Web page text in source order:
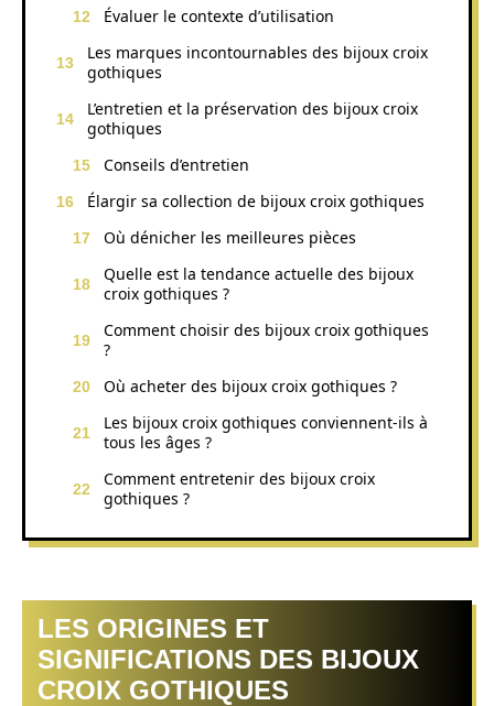
Évaluer le contexte d’utilisation
Les marques incontournables des bijoux croix
gothiques
L’entretien et la préservation des bijoux croix
gothiques
Conseils d’entretien
Élargir sa collection de bijoux croix gothiques
Où dénicher les meilleures pièces
Quelle est la tendance actuelle des bijoux
croix gothiques ?
Comment choisir des bijoux croix gothiques
?
Où acheter des bijoux croix gothiques ?
Les bijoux croix gothiques conviennent-ils à
tous les âges ?
Comment entretenir des bijoux croix
gothiques ?
LES ORIGINES ET
SIGNIFICATIONS DES BIJOUX
CROIX GOTHIQUES